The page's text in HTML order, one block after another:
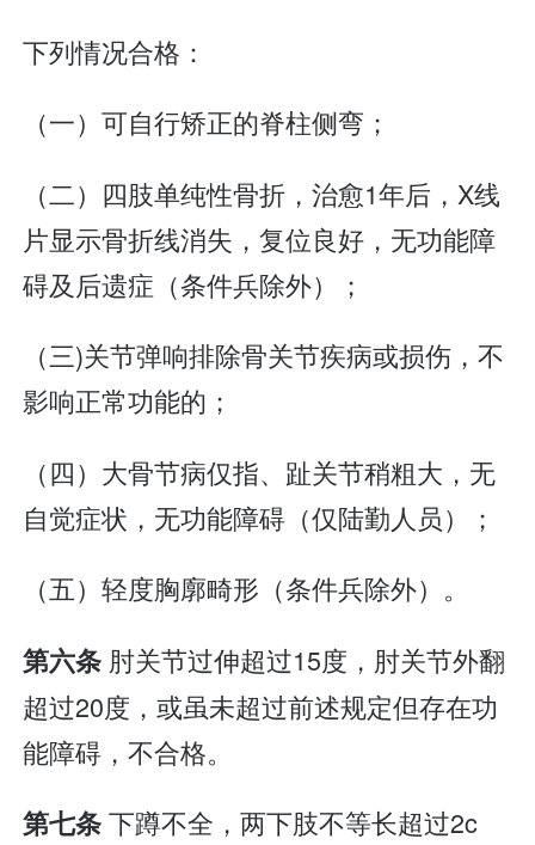
下列情况合格：
（一）可自行矫正的脊柱侧弯；
（二）四肢单纯性骨折，治愈1年后，X线
片显示骨折线消失，复位良好，无功能障
碍及后遗症（条件兵除外）；
（三)关节弹响排除骨关节疾病或损伤，不
影响正常功能的；
（四）大骨节病仅指、趾关节稍粗大，无
自觉症状，无功能障碍（仅陆勤人员）；
（五）轻度胸廓畸形（条件兵除外）。
第六条 肘关节过伸超过15度，肘关节外翻
超过20度，或虽未超过前述规定但存在功
能障碍，不合格。
第七条下蹲不全，两下肢不等长超过2c